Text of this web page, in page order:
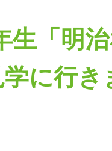
生「明
に行き